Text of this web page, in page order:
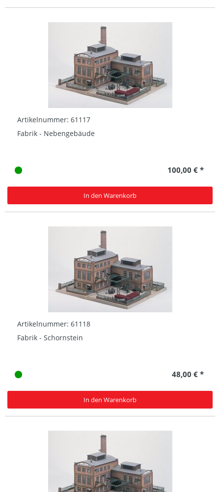
Artikelnummer: 61117
Fabrik - Nebengebäude
100,00 € *
In den Warenkorb
Artikelnummer: 61118
Fabrik - Schornstein
48,00 € *
In den Warenkorb